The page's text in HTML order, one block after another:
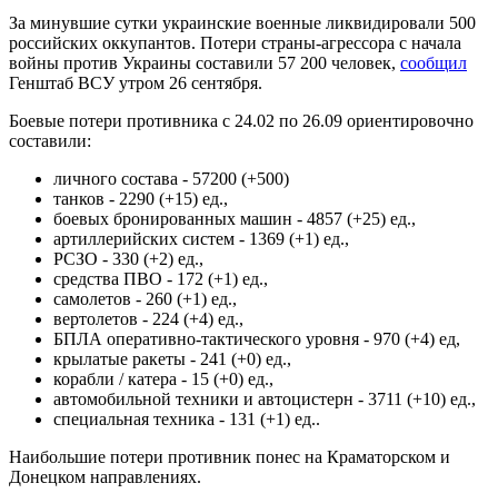
За минувшие сутки украинские военные ликвидировали 500
российских оккупантов. Потери страны-агрессора с начала
войны против Украины составили 57 200 человек, сообщил
Генштаб ВСУ утром 26 сентября.
Боевые потери противника с 24.02 по 26.09 ориентировочно
составили:
личного состава - 57200 (+500)
танков - 2290 (+15) ед.,
боевых бронированных машин - 4857 (+25) ед.,
артиллерийских систем - 1369 (+1) ед.,
РСЗО - 330 (+2) ед.,
средства ПВО - 172 (+1) ед.,
самолетов - 260 (+1) ед.,
вертолетов - 224 (+4) ед.,
БПЛА оперативно-тактического уровня - 970 (+4) ед,
крылатые ракеты - 241 (+0) ед.,
корабли / катера - 15 (+0) ед.,
автомобильной техники и автоцистерн - 3711 (+10) ед.,
специальная техника - 131 (+1) ед..
Наибольшие потери противник понес на Краматорском и
Донецком направлениях.